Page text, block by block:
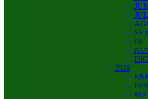
2026